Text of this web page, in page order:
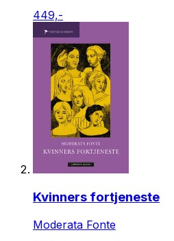
449,-
Kvinners fortjeneste
Moderata Fonte